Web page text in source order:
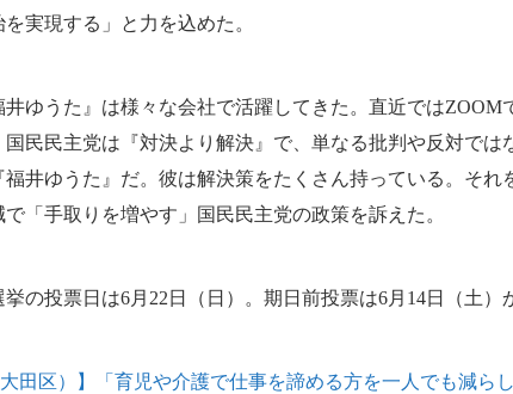
実現する」と力を込めた。
ゆうた』は様々な会社で活躍してきた。直近では
国民民主党は『対決より解決』で、単なる批判や反対で
福井ゆうた』だ。彼は解決策をたくさん持っている。そ
「手取りを増やす」国民民主党の政策を訴えた。
の投票日は6月22日（日）。期日前投票は6月14日（土）
大田区）】「育児や介護で仕事を諦める方を一人でも減ら